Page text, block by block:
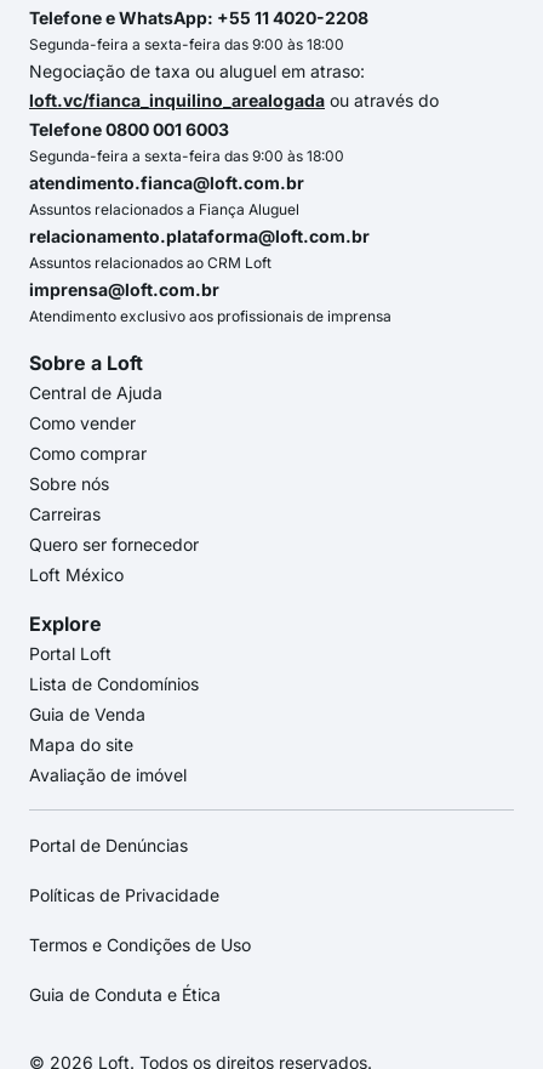
Telefone e WhatsApp: +55 11 4020-2208
Segunda-feira a sexta-feira das 9:00 às 18:00
Negociação de taxa ou aluguel em atraso:
loft.vc/fianca_inquilino_arealogada ou através do
Telefone 0800 001 6003
Segunda-feira a sexta-feira das 9:00 às 18:00
atendimento.fianca@loft.com.br
Assuntos relacionados a Fiança Aluguel
relacionamento.plataforma@loft.com.br
Assuntos relacionados ao CRM Loft
imprensa@loft.com.br
Atendimento exclusivo aos profissionais de imprensa
Sobre a Loft
Central de Ajuda
Como vender
Como comprar
Sobre nós
Carreiras
Quero ser fornecedor
Loft México
Explore
Portal Loft
Lista de Condomínios
Guia de Venda
Mapa do site
Avaliação de imóvel
Portal de Denúncias
Políticas de Privacidade
Termos e Condições de Uso
Guia de Conduta e Ética
© 2026 Loft. Todos os direitos reservados.